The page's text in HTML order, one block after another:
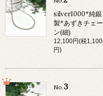
silver1000*純銀
製*あずきチェー
ン(細)
12,100円(税1,100
円)
No.3